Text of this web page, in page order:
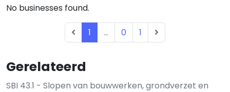
Gerelateerd
SBI 43.1 - Slopen van bouwwerken, grondverzet en
No businesses found.
1 ... 0 1